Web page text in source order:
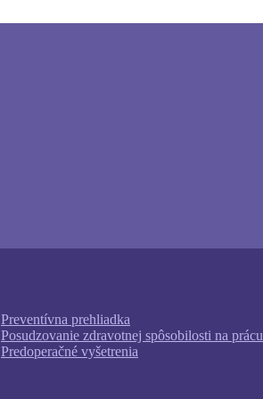
Preventívna prehliadka
Posudzovanie zdravotnej spôsobilosti na prácu
Predoperačné vyšetrenia